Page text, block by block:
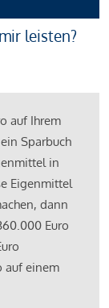
leisten?
auf Ihrem
Sparbuch
in
Eigenmittel
dann
Euro
auf einem